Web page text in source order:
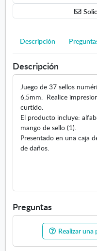
Descripción
Descripción
Juego de 37 sellos
6,5mm. Realice
curtido.
El producto incluye:
mango de sello (1).
Presentado en una caja
de daños.
Preguntas
Realizar